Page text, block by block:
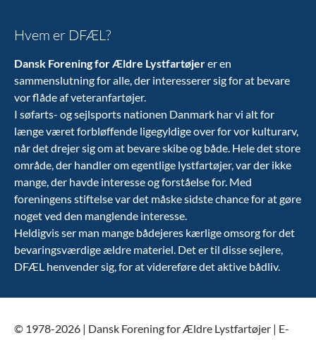
Hvem er DFÆL?
Dansk Forening for Ældre Lystfartøjerer en
sammenslutning for alle, der interesserer sig for at bevare
vor flåde af veteranfartøjer.
I søfarts- og sejlsports nationen Danmark har vi alt for
længe været forbløffende ligegyldige over for vor kulturarv,
når det drejer sig om at bevare skibe og både. Hele det store
område, der handler om egentlige lystfartøjer, var der ikke
mange, der havde interesse og forståelse for. Med
foreningens stiftelse var det måske sidste chance for at gøre
noget ved den manglende interesse.
Heldigvis ser man mange bådejeres kærlige omsorg for det
bevaringsværdige ældre materiel. Det er til disse sejlere,
DFÆL henvender sig, for at videreføre det aktive bådliv.
© 1978-2026 | Dansk Forening for Ældre Lystfartøjer | E-